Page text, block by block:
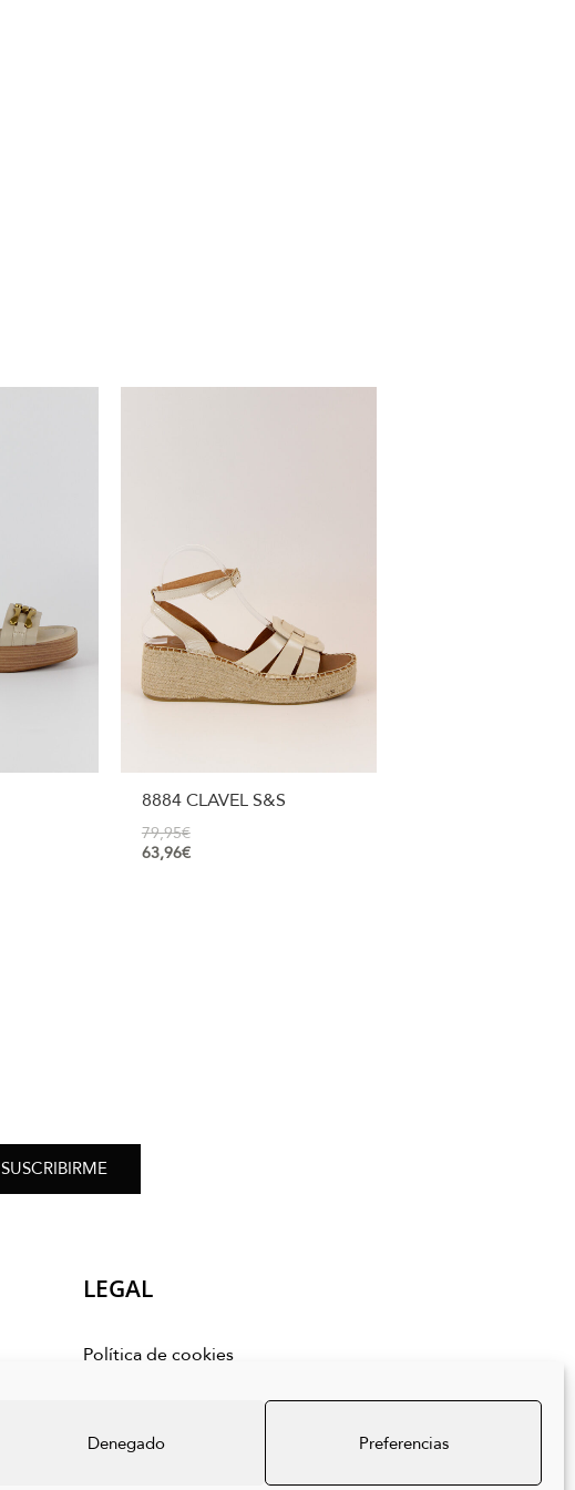
Denegado Preferencias
8884 CLAVEL S&S
79,95€
63,96€
SUSCRIBIRME
LEGAL
Política de cookies